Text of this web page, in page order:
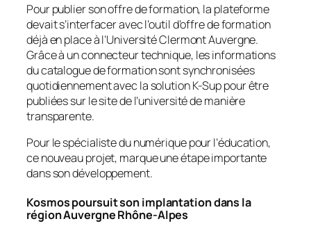
Pour publier son offre de formation, la plateforme
devait s’interfacer avec l’outil d’offre de formation
déjà en place à l’Université Clermont Auvergne.
Grâce à un connecteur technique, les informations
du catalogue de formation sont synchronisées
quotidiennement avec la solution K-Sup pour être
publiées sur le site de l’université de manière
transparente.
Pour le spécialiste du numérique pour l’éducation,
ce nouveau projet, marque une étape importante
dans son développement.
Kosmos poursuit son implantation dans la
région Auvergne Rhône-Alpes